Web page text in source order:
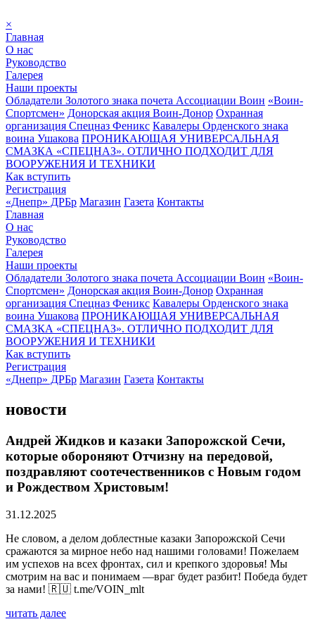
×
Главная
О нас
Руководство
Галерея
Наши проекты
Обладатели Золотого знака почета Ассоциации Воин «Воин-
Спортсмен» Донорская акция Воин-Донор Охранная
организация Спецназ Феникс Кавалеры Орденского знака
воина Ушакова ПРОНИКАЮЩАЯ УНИВЕРСАЛЬНАЯ
СМАЗКА «СПЕЦНАЗ». ОТЛИЧНО ПОДХОДИТ ДЛЯ
ВООРУЖЕНИЯ И ТЕХНИКИ
Как вступить
Регистрация
«Днепр» ДРБр Магазин Газета Контакты
Главная
О нас
Руководство
Галерея
Наши проекты
Обладатели Золотого знака почета Ассоциации Воин «Воин-
Спортсмен» Донорская акция Воин-Донор Охранная
организация Спецназ Феникс Кавалеры Орденского знака
воина Ушакова ПРОНИКАЮЩАЯ УНИВЕРСАЛЬНАЯ
СМАЗКА «СПЕЦНАЗ». ОТЛИЧНО ПОДХОДИТ ДЛЯ
ВООРУЖЕНИЯ И ТЕХНИКИ
Как вступить
Регистрация
«Днепр» ДРБр Магазин Газета Контакты
новости
Андрей Жидков и казаки Запорожской Сечи,
которые обороняют Отчизну на передовой,
поздравляют соотечественников с Новым годом
и Рождеством Христовым!
31.12.2025
Не словом, а делом доблестные казаки Запорожской Сечи
сражаются за мирное небо над нашими головами! Пожелаем
им успехов на всех фронтах, сил и крепкого здоровья! Мы
смотрим на вас и понимаем —враг будет разбит! Победа будет
за нами! 🇷🇺 t.me/VOIN_mlt
читать далее